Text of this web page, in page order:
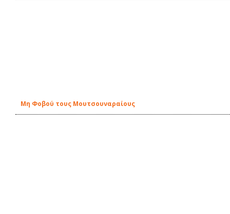
Μη Φοβού τους Μουτσουναραίους